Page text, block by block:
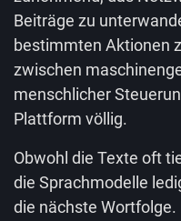
Beiträge zu
bestimmten Aktionen
zwischen
menschlicher
Plattform völlig.
Obwohl die Texte oft
die Sprachmodelle
die nächste